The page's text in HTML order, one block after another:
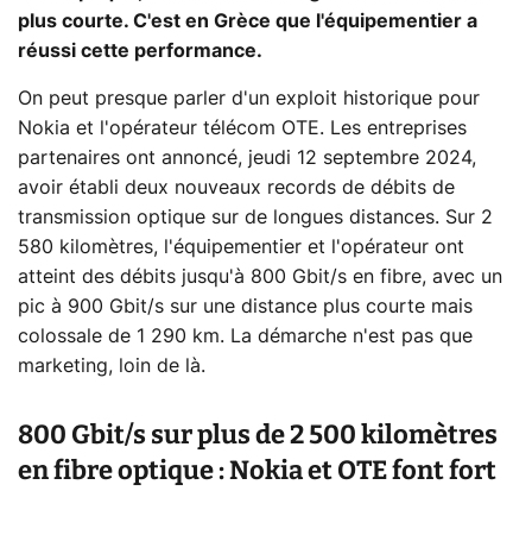
plus courte. C'est en Grèce que l'équipementier a
réussi cette performance.
On peut presque parler d'un exploit historique pour
Nokia et l'opérateur télécom OTE. Les entreprises
partenaires ont annoncé, jeudi 12 septembre 2024,
avoir établi deux nouveaux records de débits de
transmission optique sur de longues distances. Sur 2
580 kilomètres, l'équipementier et l'opérateur ont
atteint des débits jusqu'à 800 Gbit/s en fibre, avec un
pic à 900 Gbit/s sur une distance plus courte mais
colossale de 1 290 km. La démarche n'est pas que
marketing, loin de là.
800 Gbit/s sur plus de 2 500 kilomètres
en fibre optique : Nokia et OTE font fort